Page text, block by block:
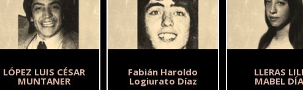
LÓPEZ LUIS CÉSAR
MUNTANER
Fabián Haroldo
Logiurato Díaz
LLERAS
MABEL